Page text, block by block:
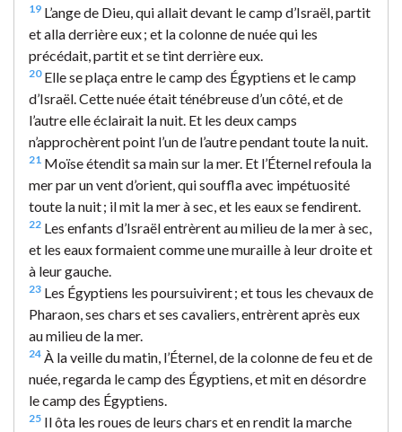
19 L’ange de Dieu, qui allait devant le camp d’Israël, partit
et alla derrière eux ; et la colonne de nuée qui les
précédait, partit et se tint derrière eux.
20Elle se plaça entre le camp des Égyptiens et le camp
d’Israël. Cette nuée était ténébreuse d’un côté, et de
l’autre elle éclairait la nuit. Et les deux camps
n’approchèrent point l’un de l’autre pendant toute la nuit.
21 Moïse étendit sa main sur la mer. Et l’Éternel refoula la
mer par un vent d’orient, qui souffla avec impétuosité
toute la nuit ; il mit la mer à sec, et les eaux se fendirent.
22 Les enfants d’Israël entrèrent au milieu de la mer à sec,
et les eaux formaient comme une muraille à leur droite et
à leur gauche.
23 Les Égyptiens les poursuivirent ; et tous les chevaux de
Pharaon, ses chars et ses cavaliers, entrèrent après eux
au milieu de la mer.
24 À la veille du matin, l’Éternel, de la colonne de feu et de
nuée, regarda le camp des Égyptiens, et mit en désordre
le camp des Égyptiens.
25 Il ôta les roues de leurs chars et en rendit la marche